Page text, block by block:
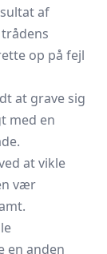
af
op på fejl
at grave sig
med en
at vikle
vær
en anden